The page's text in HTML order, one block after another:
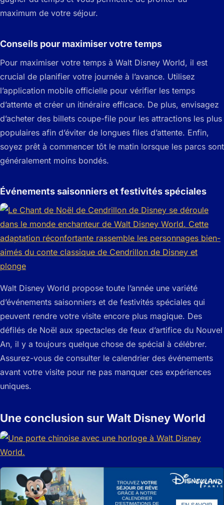
maximum de votre séjour.
Conseils pour maximiser votre temps
Pour maximiser votre temps à Walt Disney World, il est
crucial de planifier votre journée à l’avance. Utilisez
l’application mobile officielle pour vérifier les temps
d’attente et créer un itinéraire efficace. De plus, envisagez
d’acheter des billets coupe-file pour les attractions les plus
populaires afin d’éviter de longues files d’attente. Enfin,
soyez prêt à commencer tôt le matin lorsque les parcs sont
généralement moins bondés.
Événements saisonniers et festivités spéciales
Walt Disney World propose toute l’année une variété
d’événements saisonniers et de festivités spéciales qui
peuvent rendre votre visite encore plus magique. Des
défilés de Noël aux spectacles de feux d’artifice du Nouvel
An, il y a toujours quelque chose de spécial à célébrer.
Assurez-vous de consulter le calendrier des événements
avant votre visite pour ne pas manquer ces expériences
uniques.
Une conclusion sur Walt Disney World